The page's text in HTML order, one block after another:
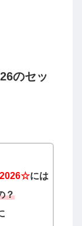
のセッ
には
？